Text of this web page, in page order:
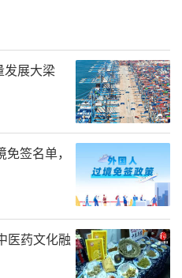
发展大梁
签名单，
药文化融